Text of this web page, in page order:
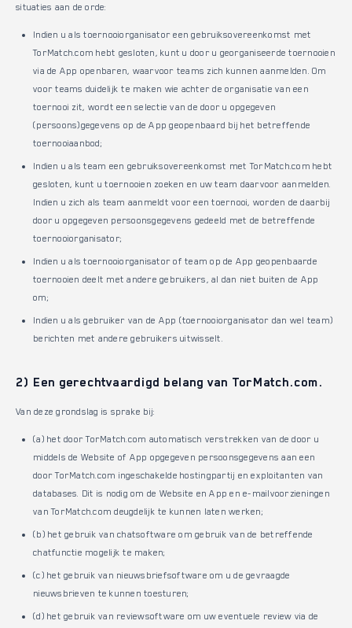
situaties aan de orde:
Indien u als toernooiorganisator een gebruiksovereenkomst met
TorMatch.com hebt gesloten, kunt u door u georganiseerde toernooien
via de App openbaren, waarvoor teams zich kunnen aanmelden. Om
voor teams duidelijk te maken wie achter de organisatie van een
toernooi zit, wordt een selectie van de door u opgegeven
(persoons)gegevens op de App geopenbaard bij het betreffende
toernooiaanbod;
Indien u als team een gebruiksovereenkomst met TorMatch.com hebt
gesloten, kunt u toernooien zoeken en uw team daarvoor aanmelden.
Indien u zich als team aanmeldt voor een toernooi, worden de daarbij
door u opgegeven persoonsgegevens gedeeld met de betreffende
toernooiorganisator;
Indien u als toernooiorganisator of team op de App geopenbaarde
toernooien deelt met andere gebruikers, al dan niet buiten de App
om;
Indien u als gebruiker van de App (toernooiorganisator dan wel team)
berichten met andere gebruikers uitwisselt.
2) Een gerechtvaardigd belang van TorMatch.com.
Van deze grondslag is sprake bij:
(a) het door TorMatch.com automatisch verstrekken van de door u
middels de Website of App opgegeven persoonsgegevens aan een
door TorMatch.com ingeschakelde hostingpartij en exploitanten van
databases. Dit is nodig om de Website en App en e-mailvoorzieningen
van TorMatch.com deugdelijk te kunnen laten werken;
(b) het gebruik van chatsoftware om gebruik van de betreffende
chatfunctie mogelijk te maken;
(c) het gebruik van nieuwsbriefsoftware om u de gevraagde
nieuwsbrieven te kunnen toesturen;
(d) het gebruik van reviewsoftware om uw eventuele review via de